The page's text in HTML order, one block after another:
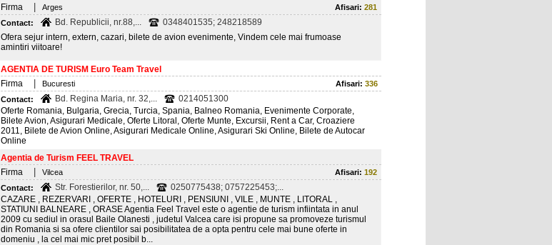
Firma
Arges Afisari: 281
Contact:
Bd. Republicii, nr.88,...
0348401535; 248218589
Ofera sejur intern, extern, cazari, bilete de avion evenimente, Vindem cele mai frumoase
amintiri viitoare!
AGENTIA DE TURISM Euro Team Travel
Firma
Bucuresti Afisari: 336
Contact:
Bd. Regina Maria, nr. 32,...
0214051300
Oferte Romania, Bulgaria, Grecia, Turcia, Spania, Balneo Romania, Evenimente Corporate,
Bilete Avion, Asigurari Medicale, Oferte Litoral, Oferte Munte, Excursii, Rent a Car, Croaziere
2011, Bilete de Avion Online, Asigurari Medicale Online, Asigurari Ski Online, Bilete de Autocar
Online
Agentia de Turism FEEL TRAVEL
Firma
Vilcea Afisari: 192
Contact:
Str. Forestierilor, nr. 50,...
0250775438; 0757225453;...
CAZARE , REZERVARI , OFERTE , HOTELURI , PENSIUNI , VILE , MUNTE , LITORAL ,
STATIUNI BALNEARE , ORASE Agentia Feel Travel este o agentie de turism infiintata in anul
2009 cu sediul in orasul Baile Olanesti , judetul Valcea care isi propune sa promoveze turismul
din Romania si sa ofere clientilor sai posibilitatea de a opta pentru cele mai bune oferte in
domeniu , la cel mai mic pret posibil b...